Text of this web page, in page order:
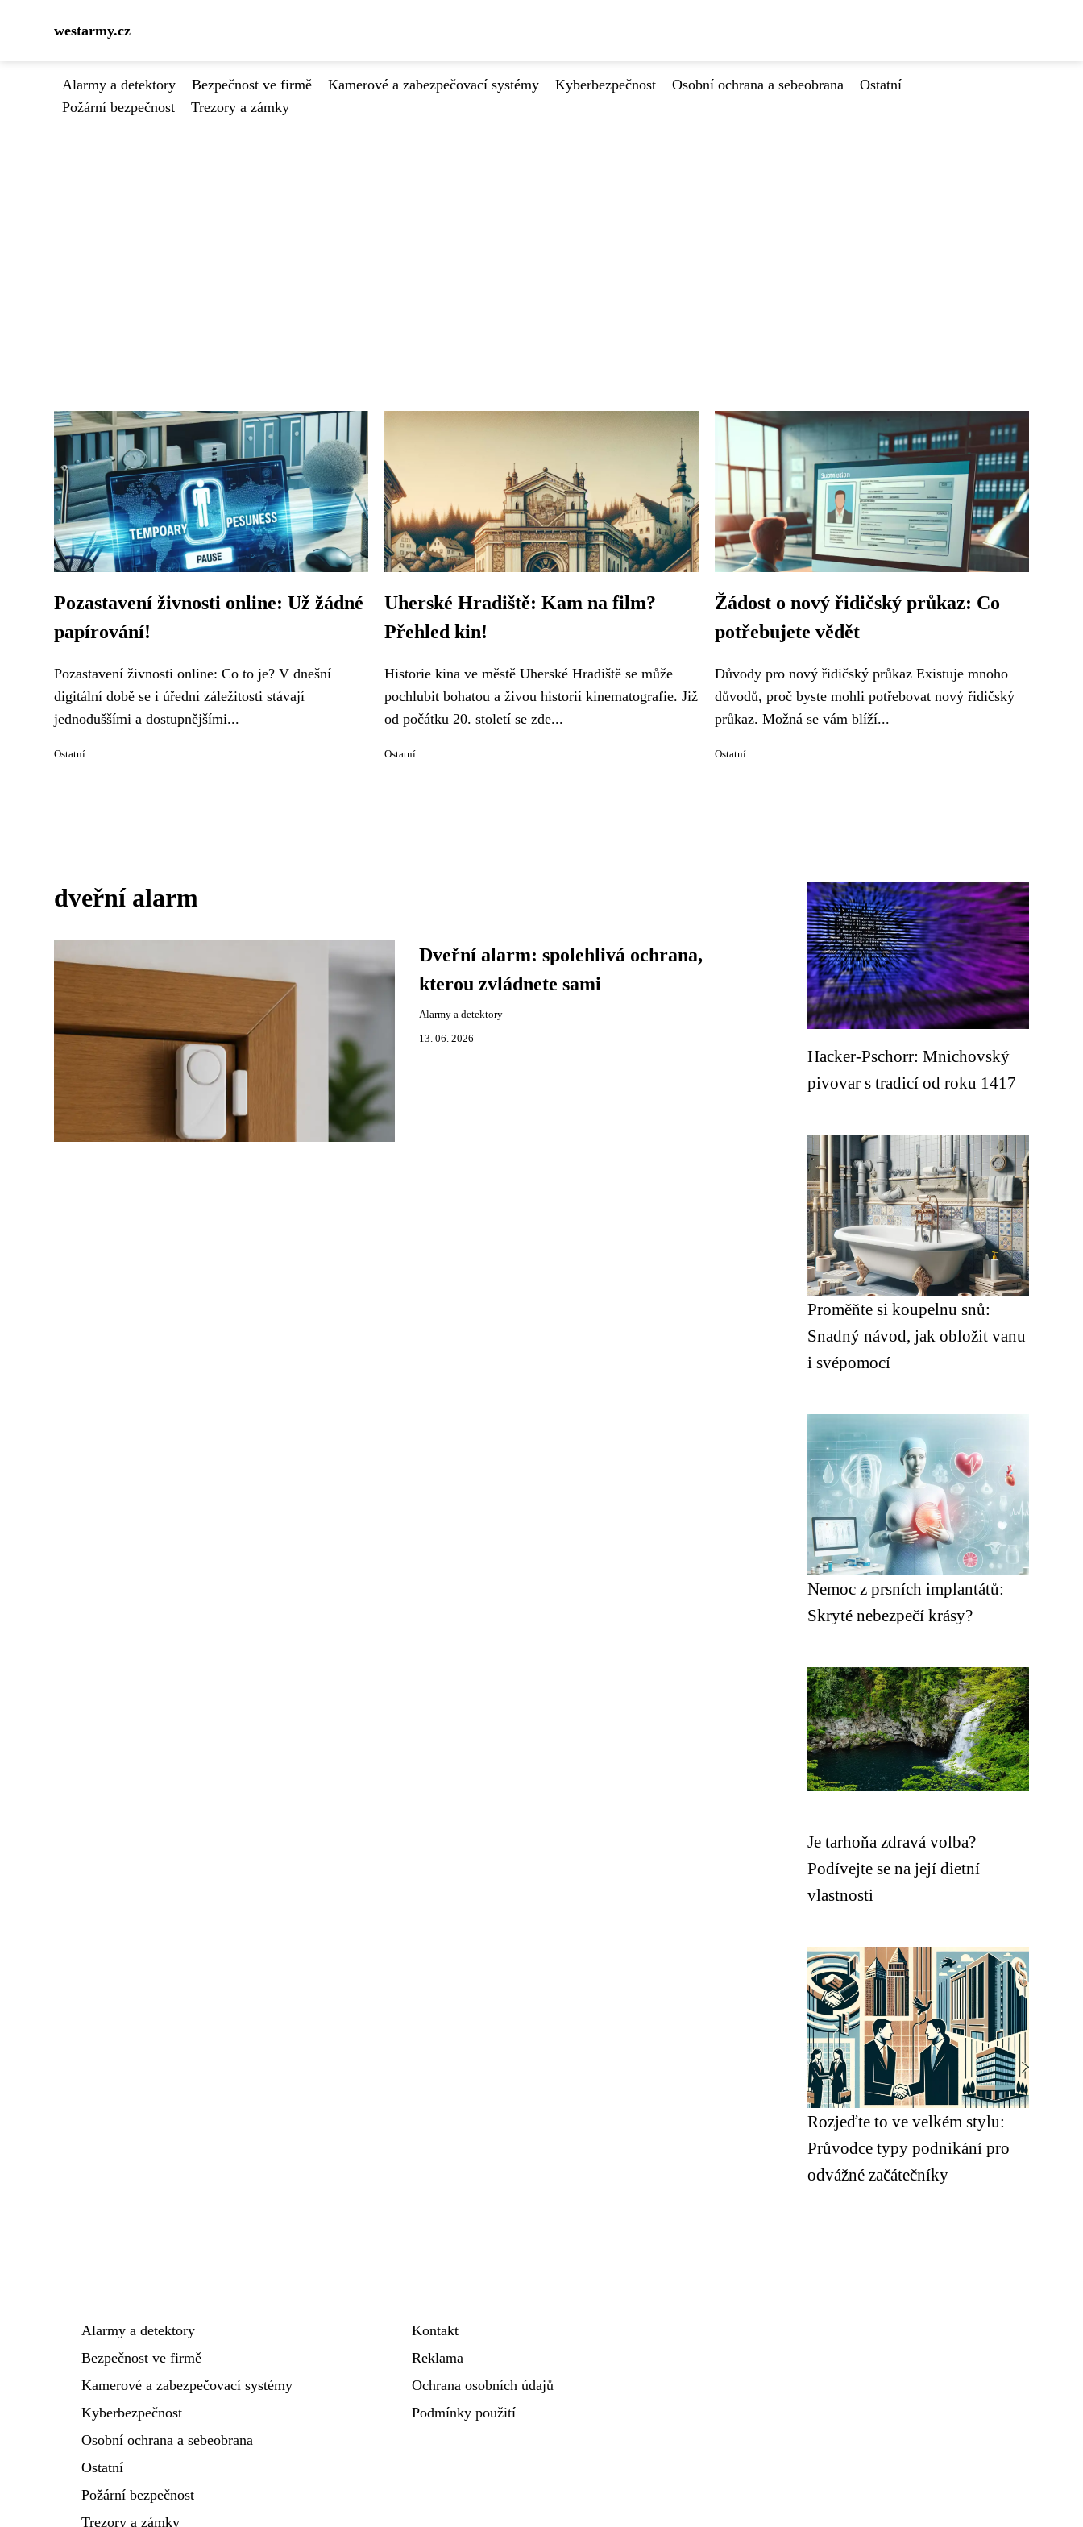
westarmy.cz
Alarmy a detektory Bezpečnost ve firmě Kamerové a zabezpečovací systémy Kyberbezpečnost Osobní ochrana a sebeobrana
Ostatní
Požární bezpečnost
Trezory a zámky
Pozastavení živnosti online: Už žádné
papírování!
Pozastavení živnosti online: Co to je? V dnešní
digitální době se i úřední záležitosti stávají
jednoduššími a dostupnějšími...
Ostatní
Uherské Hradiště: Kam na film?
Přehled kin!
Historie kina ve městě Uherské Hradiště se může
pochlubit bohatou a živou historií kinematografie. Již
od počátku 20. století se zde...
Ostatní
Žádost o nový řidičský průkaz: Co
potřebujete vědět
Důvody pro nový řidičský průkaz Existuje mnoho
důvodů, proč byste mohli potřebovat nový řidičský
průkaz. Možná se vám blíží...
Ostatní
dveřní alarm
Dveřní alarm: spolehlivá ochrana,
kterou zvládnete sami
Alarmy a detektory
13. 06. 2026
Hacker-Pschorr: Mnichovský
pivovar s tradicí od roku 1417
Proměňte si koupelnu snů:
Snadný návod, jak obložit vanu
i svépomocí
Nemoc z prsních implantátů:
Skryté nebezpečí krásy?
Je tarhoňa zdravá volba?
Podívejte se na její dietní
vlastnosti
Rozjeďte to ve velkém stylu:
Průvodce typy podnikání pro
odvážné začátečníky
Alarmy a detektory
Bezpečnost ve firmě
Kamerové a zabezpečovací systémy
Kyberbezpečnost
Osobní ochrana a sebeobrana
Ostatní
Požární bezpečnost
Trezory a zámky
Kontakt
Reklama
Ochrana osobních údajů
Podmínky použití